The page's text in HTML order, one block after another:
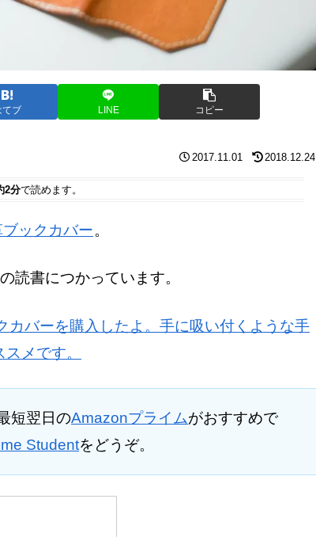
てブ LINE コピー
2017.11.01 2018.12.24
2分で読めます。
ックカバー。
読書につかっています。
カバーを購入したよ。手に吸い付くような手
メです。
短翌日のAmazonプライムがおすすめで
Studentをどうぞ。